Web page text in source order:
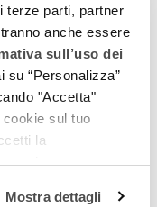
terze parti, partner
anche essere
sull’uso dei
su “Personalizza”
"Accetta"
sul tuo
la
Mostra dettagli
di proprietà da parte
richiesta sarai
della
pratica, ed entro